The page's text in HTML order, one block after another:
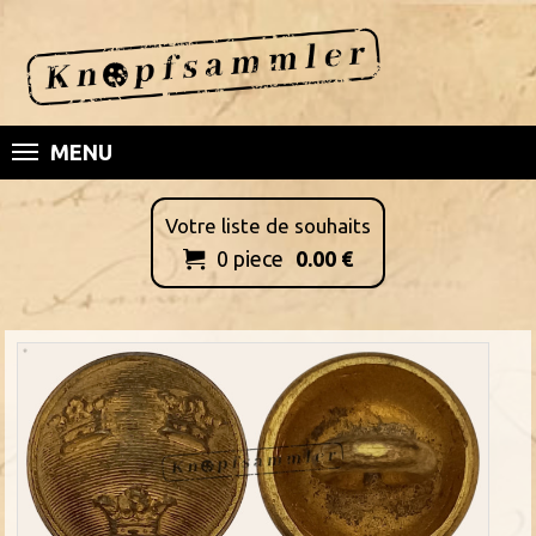
MENU
Votre liste de souhaits
 0 piece 0.00 €